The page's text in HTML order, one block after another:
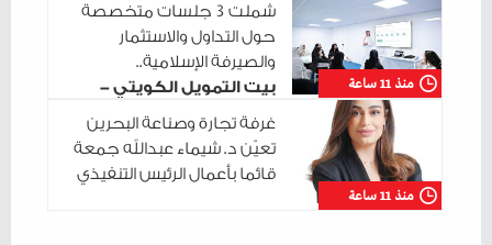
منذ 11 ساعة
شملت 3 جلسات متخصصة
حول التداول والاستثمار
والصيرفة الإسلامية..
بيت التمويل الكويتي -
البحرين يختتم سلسلة جلساته التدريبية في
مدينة شباب 2030
منذ 11 ساعة
غرفة تجارة وصناعة البحرين
تعيّن د. شيماء عبدالله جمعة
قائما بأعمال الرئيس التنفيذي